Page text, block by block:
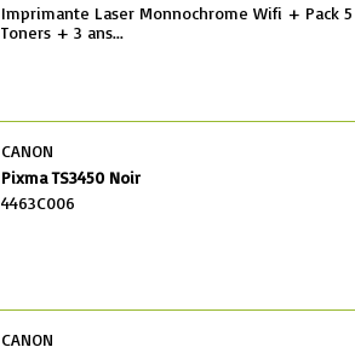
Imprimante Laser Monnochrome Wifi + Pack 5
Toners + 3 ans...
CANON
Pixma TS3450 Noir
4463C006
CANON